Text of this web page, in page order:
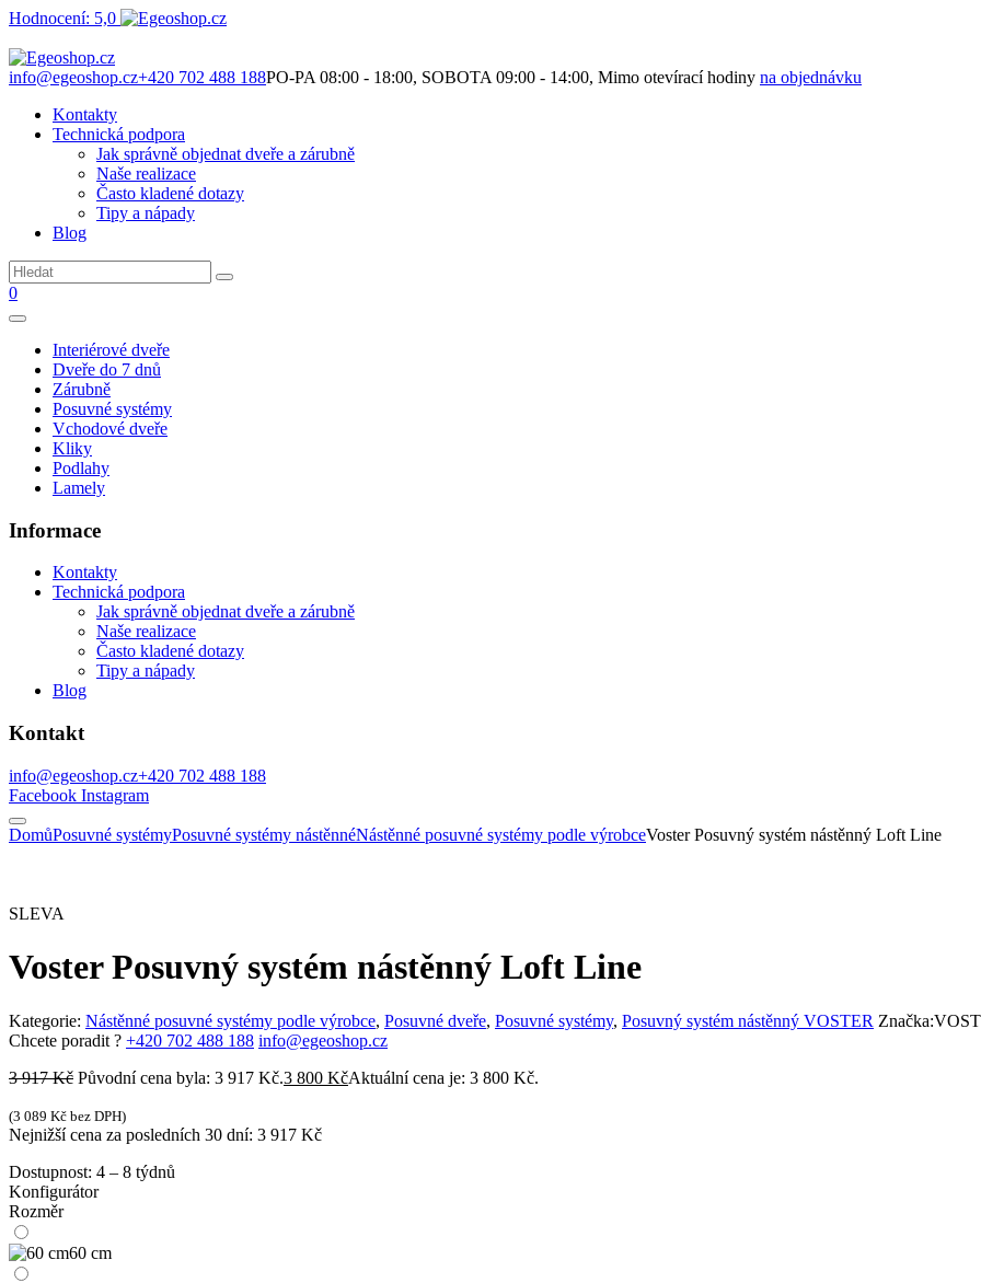
Hodnocení: 5,0
info@egeoshop.cz+420 702 488 188PO-PA 08:00 - 18:00, SOBOTA 09:00 - 14:00, Mimo otevírací hodiny na objednávku
Kontakty
Technická podpora
Jak správně objednat dveře a zárubně
Naše realizace
Často kladené dotazy
Tipy a nápady
Blog
0
Interiérové dveře
Dveře do 7 dnů
Zárubně
Posuvné systémy
Vchodové dveře
Kliky
Podlahy
Lamely
Informace
Kontakty
Technická podpora
Jak správně objednat dveře a zárubně
Naše realizace
Často kladené dotazy
Tipy a nápady
Blog
Kontakt
info@egeoshop.cz+420 702 488 188
Facebook Instagram
DomůPosuvné systémyPosuvné systémy nástěnnéNástěnné posuvné systémy podle výrobceVoster Posuvný systém nástěnný Loft Line
SLEVA
Voster Posuvný systém nástěnný Loft Line
Kategorie: Nástěnné posuvné systémy podle výrobce, Posuvné dveře, Posuvné systémy, Posuvný systém nástěnný VOSTER Značka:
Chcete poradit ? +420 702 488 188 info@egeoshop.cz
3 917Kč Původní cena byla: 3 917 Kč.3 800 KčAktuální cena je: 3 800 Kč.
(3 089 Kč bez DPH)
Nejnižší cena za posledních 30 dní: 3 917 Kč
Dostupnost: 4 – 8 týdnů
Konfigurátor
Rozměr
60 cm